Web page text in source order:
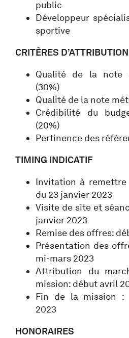
public
Développeur
sportive
CRITÈRES D’ATTRIBUTION
Qualité de la note
(30%)
Qualité de la note
Crédibilité du
(20%)
Pertinence des
TIMING INDICATIF
Invitation à
du 23 janvier 2023
Visite de site et
janvier 2023
Remise des offres:
Présentation des
mi-mars 2023
Attribution du
mission: début avril
Fin de la mission :
2023
HONORAIRES